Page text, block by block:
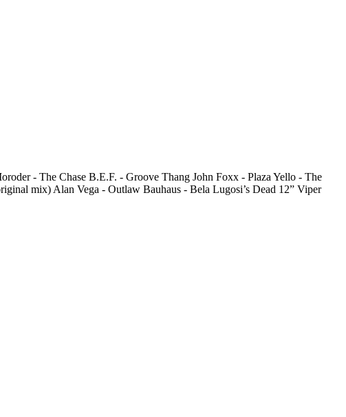
- The Chase B.E.F. - Groove Thang John Foxx - Plaza Yello - The
mix) Alan Vega - Outlaw Bauhaus - Bela Lugosi’s Dead 12” Viper